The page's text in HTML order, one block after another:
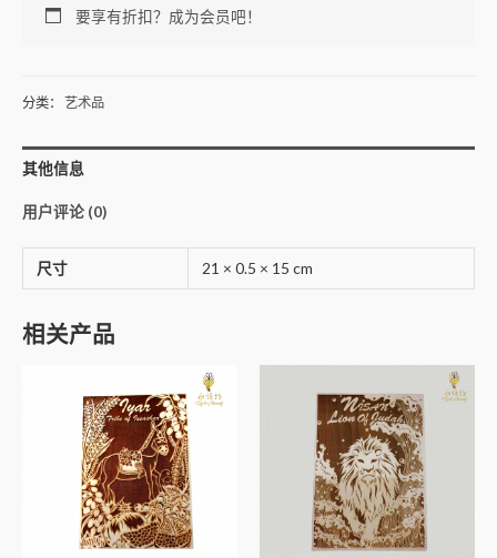
要享有折扣？成为会员吧！
分类： 艺术品
其他信息
用户评论 (0)
尺寸 21 × 0.5 × 15 cm
相关产品